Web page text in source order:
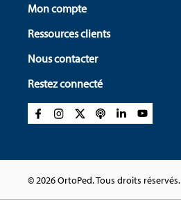
Mon compte
Ressources clients
Nous contacter
Restez connecté
© 2026 OrtoPed. Tous droits réservés.